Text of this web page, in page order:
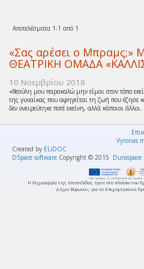
Αποτελέσματα 1-1 από 1
«Σας αρέσει ο Μπραμς;»
ΘΕΑΤΡΙΚΗ ΟΜΑΔΑ
10 Νοεμβρίου 2018
«θεούλη μου παρακαλώ μην είμαι στον τόπο
της γυναίκας που αφηγείται τη ζωή που έζησε
δεν ονειρεύτηκε ποτέ εκείνη, αλλά κάποιοι
Vyronas
Created by ELiDOC
DSpace software Copyright © 2015 Duraspace
Η δημιουργία της Ιστοσελίδας έγινε στο πλαίσιο
Δήμο Βύρωνα», για το Επιχειρησιακό